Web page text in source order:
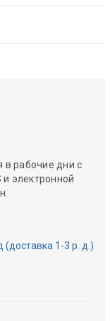
в рабочие дни с
электронной
(доставка 1-3 р. д.)